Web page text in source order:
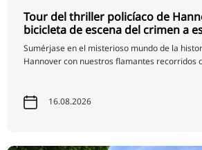
Tour del thriller policíaco de
bicicleta de escena del crimen a
Sumérjase en el misterioso mundo de la
Hannover con nuestros flamantes recorridos
16.08.2026